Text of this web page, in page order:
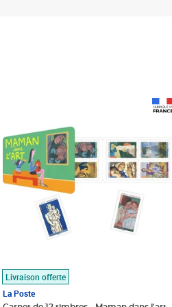
Livraison offerte
La Poste